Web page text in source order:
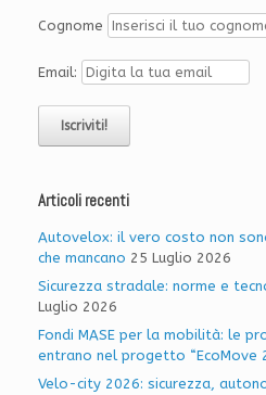
Cognome
Email:
Articoli recenti
Autovelox: il vero costo non
che mancano 25 Luglio 2026
Sicurezza stradale: norme e
Luglio 2026
Fondi MASE per la mobilità: le
entrano nel progetto “EcoMove
Velo-city 2026: sicurezza,